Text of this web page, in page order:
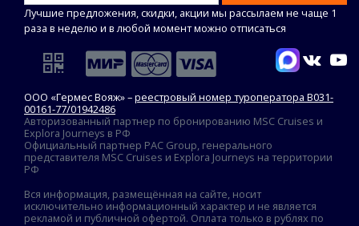
Лучшие предложения, скидки, акции мы рассылаем не чаще 1
раза в неделю и в любой момент можно отписаться
ООО «Гермес Вояж» –реестровый номер туроператора В031-
00161-77/01942486
Авторизованный партнер по бронированию MSC Cruises и
Explora Journeys в РФ
Официальный партнер PAC Group, генерального
представителя MSC Cruises и Explora Journeys на территории
РФ
Вся информация, размещённая на сайте, носит
исключительно информационный характер и не является
рекламой и публичной офертой. Оплата только в рублях по